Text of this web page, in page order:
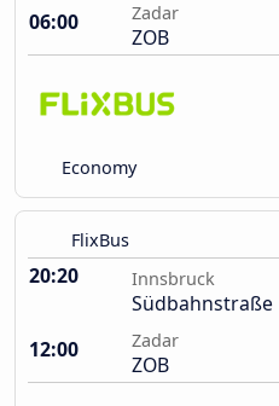
06:00
Zadar
ZOB
Economy
FlixBus
20:20 Innsbruck
Südbahnstraße
12:00
Zadar
ZOB